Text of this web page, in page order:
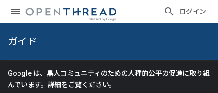
ログイン
ガイド
Google は、黒人コミュニティのための人種的公平の促進に取り組
んでいます。 詳細をご覧ください。